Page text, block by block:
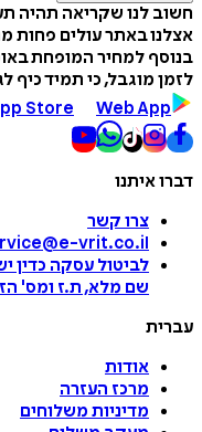
חשוב לנו שקריאה תהיה
אצלנו באתר עולים פחות
בנוסף למחיר המופחת
לזמן מוגבל, כי תמיד כיף
Store Web App
דברו איתנו
צרו קשר
vrit.co.il
לביטול עסקה כדין
שם מלא, ת.ז ומס'
עברית
אודות
מרכז העזרה
מדיניות משלוחים